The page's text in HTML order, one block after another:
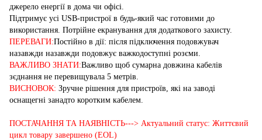
джерело енергії в дома чи офісі.
Підтримує усі USB-пристрої в будь-який час готовими до
використання. Потрійне екранування для додаткового захисту.
ПЕРЕВАГИ:Постійно в дії: після підключення подовжувач
назавжди назавжди подовжує важкодоступні розєми.
ВАЖЛИВО ЗНАТИ:Важливо щоб сумарна довжина кабелів
зєднання не перевищувала 5 метрів.
ВИСНОВОК: Зручне рішення для пристроїв, які на заводі
оснащегні занадто коротким кабелем.
ПОСТАЧАННЯ ТА НАЯВНІСТЬ---> Актуальний статус: Життєвий
цикл товару завершено (EOL)